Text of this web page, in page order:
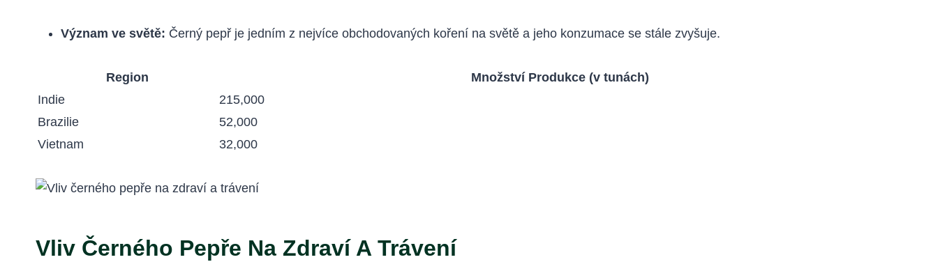
Význam ve světě: Černý pepř je jedním z nejvíce obchodovaných koření na světě a jeho konzumace se stále zvyšuje.
Region
Množství Produkce (v tunách)
Indie
215,000
Brazilie
52,000
Vietnam
32,000
Vliv Černého Pepře Na Zdraví A Trávení